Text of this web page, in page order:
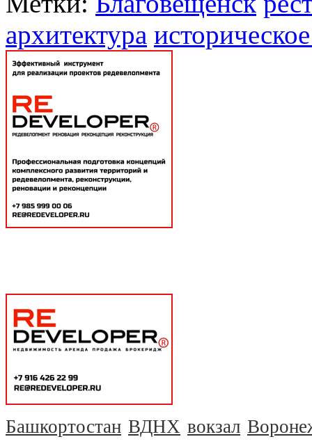
архитектура
Башкортостан ВДНХ вокзал